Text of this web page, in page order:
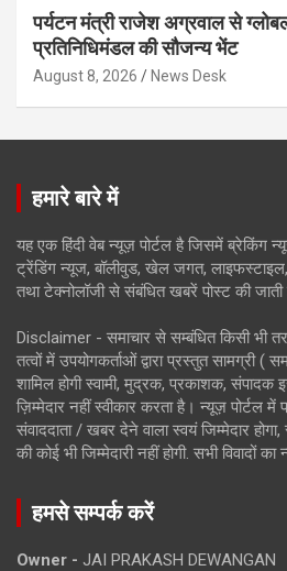
पर्यटन मंत्री राजेश अग्रवाल से
प्रतिनिधिमंडल की सौजन्य भेंट
August 8, 2026 News Desk
हमारे बारे में
यह एक हिंदी वेब न्यूज़ पोर्टल है जिसमें ब्रेकिंग
ट्रेंडिंग न्यूज, बॉलीवुड, खेल जगत,
तथा टेक्नोलॉजी से संबंधित खबरें पोस्ट की जाती
Disclaimer - समाचार से सम्बंधित किसी भी
तत्वों में उपयोगकर्ताओं द्वारा प्रस्तुत सामग्री (
शामिल होगी स्वामी, मुद्रक, प्रकाशक, संपादक
ज़िम्मेदार नहीं स्वीकार करता है। न्यूज़ पोर्टल में
संवाददाता / खबर देने वाला स्वयं जिम्मेदार
की कोई भी जिम्मेदारी नहीं होगी. सभी विवादों का
हमसे सम्पर्क करें
Owner - JAI PRAKASH DEWANGAN